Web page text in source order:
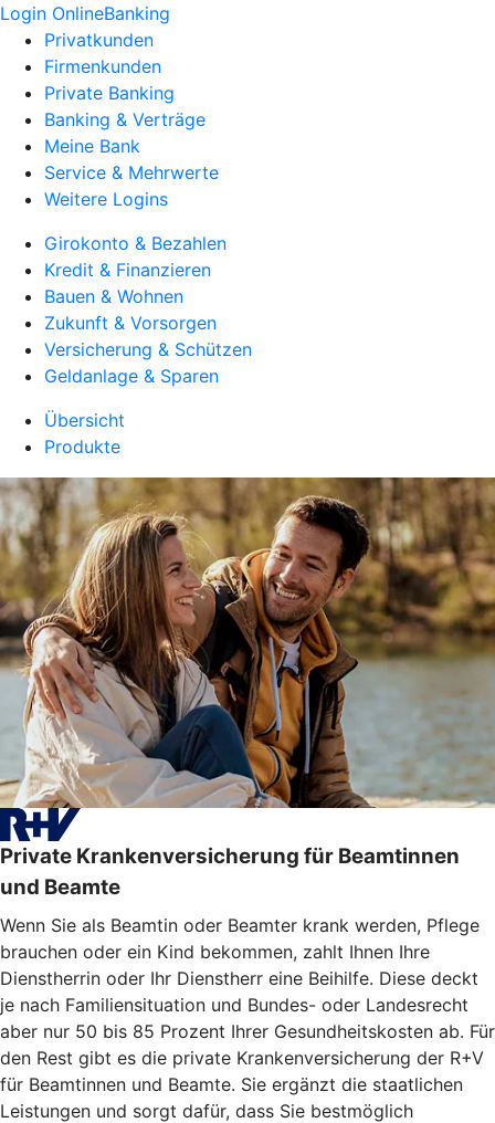
Login OnlineBanking
Privatkunden
Firmenkunden
Private Banking
Banking & Verträge
Meine Bank
Service & Mehrwerte
Weitere Logins
Girokonto & Bezahlen
Kredit & Finanzieren
Bauen & Wohnen
Zukunft & Vorsorgen
Versicherung & Schützen
Geldanlage & Sparen
Übersicht
Produkte
Private Krankenversicherung für Beamtinnen
und Beamte
Wenn Sie als Beamtin oder Beamter krank werden, Pflege
brauchen oder ein Kind bekommen, zahlt Ihnen Ihre
Dienstherrin oder Ihr Dienstherr eine Beihilfe. Diese deckt
je nach Familiensituation und Bundes- oder Landesrecht
aber nur 50 bis 85 Prozent Ihrer Gesundheitskosten ab. Für
den Rest gibt es die private Krankenversicherung der R+V
für Beamtinnen und Beamte. Sie ergänzt die staatlichen
Leistungen und sorgt dafür, dass Sie bestmöglich